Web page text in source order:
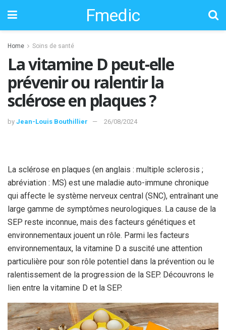
Fmedic
Home Soins de santé
La vitamine D peut-elle
prévenir ou ralentir la
sclérose en plaques ?
by Jean-Louis Bouthillier 26/08/2024
La sclérose en plaques (en anglais : multiple sclerosis ;
abréviation : MS) est une maladie auto-immune chronique
qui affecte le système nerveux central (SNC), entraînant une
large gamme de symptômes neurologiques. La cause de la
SEP reste inconnue, mais des facteurs génétiques et
environnementaux jouent un rôle. Parmi les facteurs
environnementaux, la vitamine D a suscité une attention
particulière pour son rôle potentiel dans la prévention ou le
ralentissement de la progression de la SEP. Découvrons le
lien entre la vitamine D et la SEP.